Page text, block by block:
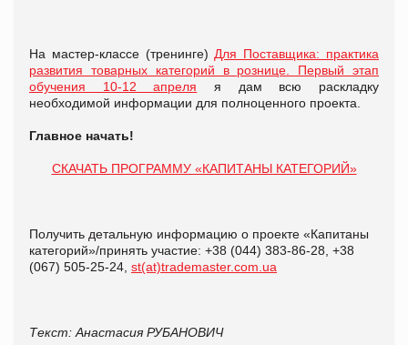
На мастер-классе (тренинге) Для Поставщика: практика
развития товарных категорий в рознице. Первый этап
обучения 10-12 апреля я дам всю раскладку
необходимой информации для полноценного проекта.
Главное начать!
СКАЧАТЬ ПРОГРАММУ «КАПИТАНЫ КАТЕГОРИЙ»
Получить детальную информацию о проекте «Капитаны
категорий»/принять участие: +38 (044) 383-86-28, +38
(067) 505-25-24, st(at)trademaster.com.ua
Текст: Анастасия РУБАНОВИЧ